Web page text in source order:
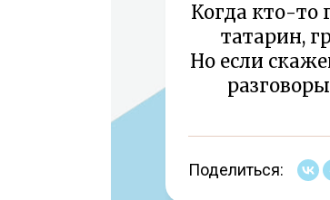
Когда кто-то
татарин,
Но если
Поделиться: